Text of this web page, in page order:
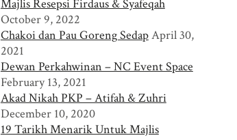
Majlis Resepsi Firdaus & Syafeqah
October 9, 2022
Chakoi dan Pau Goreng SedapApril 30,
2021
Dewan Perkahwinan – NC Event Space
February 13, 2021
Akad Nikah PKP – Atifah & Zuhri
December 10, 2020
19 Tarikh Menarik Untuk Majlis